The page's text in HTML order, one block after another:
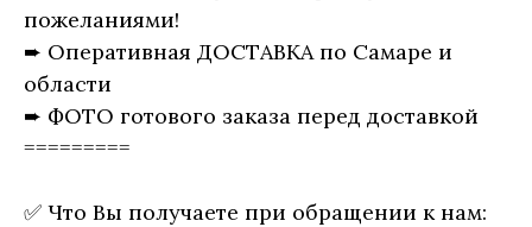
пожеланиями!
➨ Оперативная ДОСТАВКА по Самаре и
области
➨ ФОТО готового заказа перед доставкой
=========
✅ Что Вы получаете при обращении к нам: